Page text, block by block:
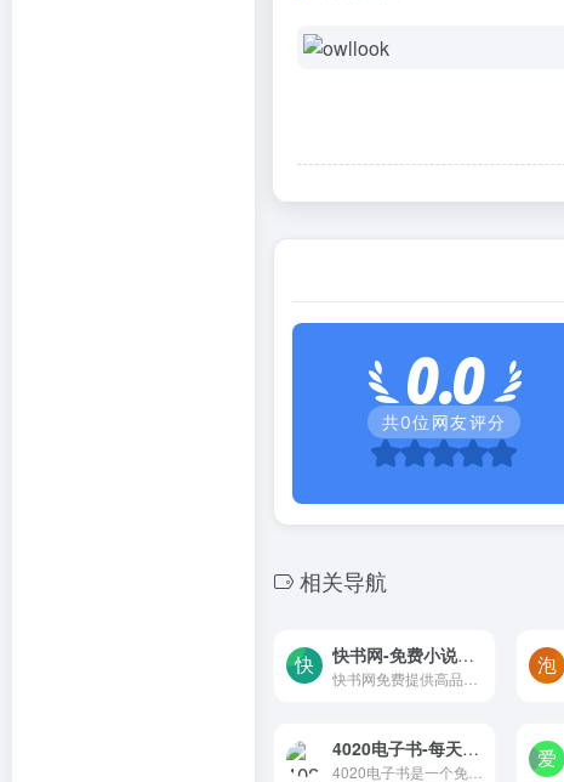
0.0
共0位网友评分
相关导航
快书网-免费小说最新章节在线阅读
4020电子书-每天更新txt小说电子书免费下载